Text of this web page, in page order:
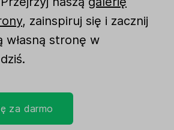
, zainspiruj się i zacznij
własną stronę w
za darmo